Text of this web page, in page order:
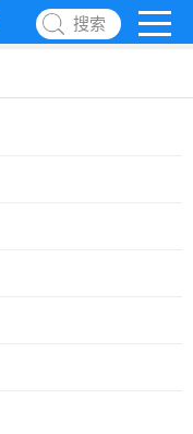
搜索